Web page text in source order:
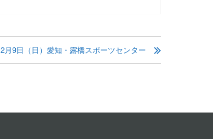
2月9日（日）愛知・露橋スポーツセンター